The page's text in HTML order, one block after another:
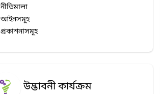
নীতিমালা
আইনসমূহ
প্রকাশনাসমূহ
উদ্ভাবনী কার্যক্রম